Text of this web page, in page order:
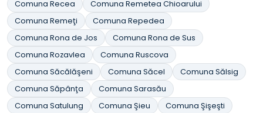
Comuna Recea
Comuna Remetea Chioarului
Comuna Remeţi
Comuna Repedea
Comuna Rona de Jos
Comuna Rona de Sus
Comuna Rozavlea
Comuna Ruscova
Comuna Săcălăşeni
Comuna Săcel
Comuna Sălsig
Comuna Săpânţa
Comuna Sarasău
Comuna Satulung
Comuna Şieu
Comuna Şişeşti